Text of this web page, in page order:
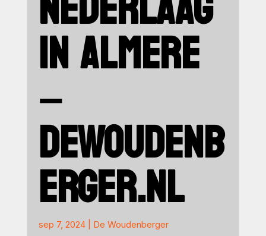
IN ALMERE
–
DEWOUDENB
ERGER.NL
sep 7, 2024| De Woudenberger